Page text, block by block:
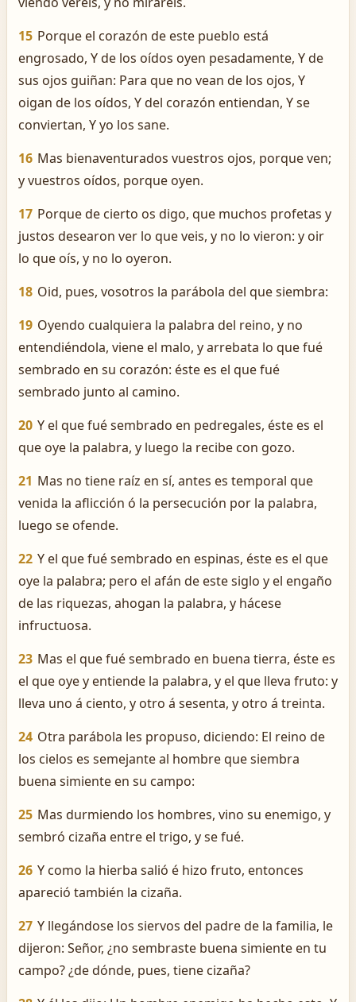
15 Porque el corazón de este pueblo está
engrosado, Y de los oídos oyen pesadamente, Y de
sus ojos guiñan: Para que no vean de los ojos, Y
oigan de los oídos, Y del corazón entiendan, Y se
conviertan, Y yo los sane.
16 Mas bienaventurados vuestros ojos, porque ven;
y vuestros oídos, porque oyen.
17 Porque de cierto os digo, que muchos profetas y
justos desearon ver lo que veis, y no lo vieron: y oir
lo que oís, y no lo oyeron.
18 Oid, pues, vosotros la parábola del que siembra:
19 Oyendo cualquiera la palabra del reino, y no
entendiéndola, viene el malo, y arrebata lo que fué
sembrado en su corazón: éste es el que fué
sembrado junto al camino.
20 Y el que fué sembrado en pedregales, éste es el
que oye la palabra, y luego la recibe con gozo.
21 Mas no tiene raíz en sí, antes es temporal que
venida la aflicción ó la persecución por la palabra,
luego se ofende.
22 Y el que fué sembrado en espinas, éste es el que
oye la palabra; pero el afán de este siglo y el engaño
de las riquezas, ahogan la palabra, y hácese
infructuosa.
23 Mas el que fué sembrado en buena tierra, éste es
el que oye y entiende la palabra, y el que lleva fruto: y
lleva uno á ciento, y otro á sesenta, y otro á treinta.
24 Otra parábola les propuso, diciendo: El reino de
los cielos es semejante al hombre que siembra
buena simiente en su campo:
25 Mas durmiendo los hombres, vino su enemigo, y
sembró cizaña entre el trigo, y se fué.
26 Y como la hierba salió é hizo fruto, entonces
apareció también la cizaña.
27 Y llegándose los siervos del padre de la familia, le
dijeron: Señor, ¿no sembraste buena simiente en tu
campo? ¿de dónde, pues, tiene cizaña?